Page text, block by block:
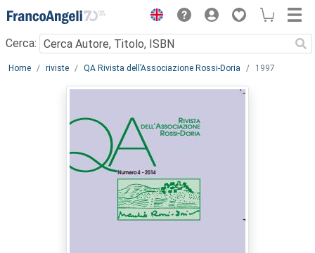
Menu
Cerca:
Main content
Home riviste QA Rivista dell’Associazione Rossi-Doria 1997